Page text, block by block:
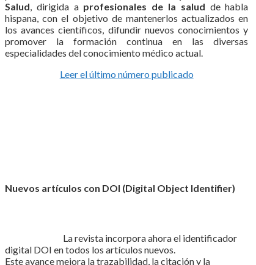
Salud , dirigida a profesionales de la salud de habla
hispana, con el objetivo de mantenerlos actualizados en
los avances científicos, difundir nuevos conocimientos y
promover la formación continua en las diversas
especialidades del conocimiento médico actual.
Leer el último número publicado
Nuevos artículos con DOI (Digital Object Identifier)
La revista incorpora ahora el identificador
digital DOI en todos los artículos nuevos.
Este avance mejora la trazabilidad, la citación y la